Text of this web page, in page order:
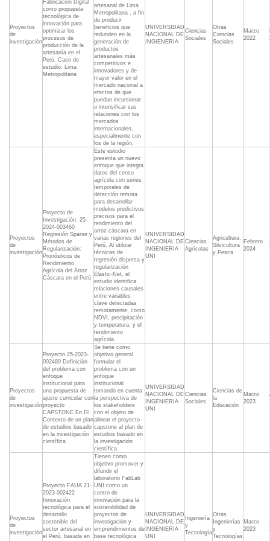
Proyectos
de
investigación
Fabricación Digital
como propuesta
tecnológica de
innovación para
optimizar los
procesos de
producción de la
artesanía en el
Perú. Caso de
estudio: Lima
Metropolitana
artesanal de Lima
Metropolitana , a fin
de producir
beneficios que
redunden en la
generación de
productos
artesanales más
competitivos e
innovadores y de
mayor valor en el
mercado nacional a
efectos de que
puedan incursionar
o intensificar sus
relaciones con los
mercados
internacionales,
especialmente con
los de la región.
UNIVERSIDAD
NACIONAL DE
INGIENERIA
Ciencias
Sociales
Otras
Ciencias
Sociales
Marzo
2022
Proyectos
de
investigación
Proyecto de
Investigación: 25-
2024-003460
Regresión Sparse y
Métodos de
Regularización:
Pronósticos de
Rendimiento
Agrícola del Arroz
Cáscara en el Perú
Este estudio
presenta un nuevo
enfoque que integra
datos del censo
agrícola con series
temporales de
detección remota
para desarrollar
modelos predictivos
precisos para el
rendimiento del
arroz cáscara en
varias regiones del
Perú. Al utilizar
técnicas de
regresión dispersa y
regularización
Elastic-Net, el
estudio identifica
relaciones causales
entre variables
clave detectadas
remotamente, como
NDVI, precipitación
y temperatura, y el
rendimiento
agrícola.
UNIVERSIDAD
NACIONAL DE
INGENIERIA
UNI
Ciencias
Agrícolas
Agricultura,
Silvicultura
y Pesca
Febrero
2024
Proyectos
de
investigación
Proyecto 25-2023-
002489 Definición
del problema con
enfoque
institucional para
una propuesta de
ajuste curricular con
proyecto
CAPSTONE En El
Contexto de un plan
de estudios basado
en la investigación
científica
Se tiene como
objetivo general
formular el
problema con un
enfoque
institucional
tomando en cuenta
la perspectiva de
los stakeholders
con el objeto de
alinear el proyecto
capstone al plan de
estudios basado en
la investigación
científica.
UNIVERSIDAD
NACIONAL DE
INGENIERIA
UNI
Ciencias
Sociales
Ciencias de
la
Educación
Marzo
2023
Proyectos
de
investigación
Proyecto FAUA 21-
2023-002422
Innovación
tecnológica para el
desarrollo
sostenible del
sector artesanal en
el Perú, basada en
Tienen como
objetivo promover y
difundir el
laboratorio FabLab
UNI como un
centro de
innovación para la
sostenibilidad de
proyectos de
investigación y
emprendimientos de
base tecnológica
UNIVERSIDAD
NACIONAL DE
INGENIERIA
UNI
Ingeniería
y
Tecnología
Otras
Ingenierías
y
Tecnologías
Marzo
2023